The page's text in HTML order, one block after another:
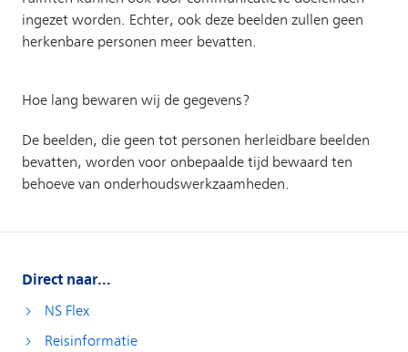
Direct naar...
NS Flex
Reisinformatie